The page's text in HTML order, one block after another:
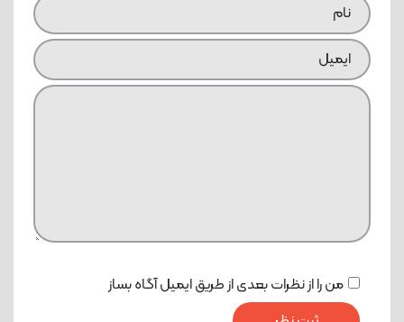
من را از نظرات بعدی از طریق ایمیل آگاه بساز